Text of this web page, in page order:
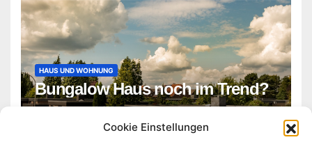
Cookie Einstellungen
HAUS UND WOHNUNG
Bungalow Haus noch im Trend?